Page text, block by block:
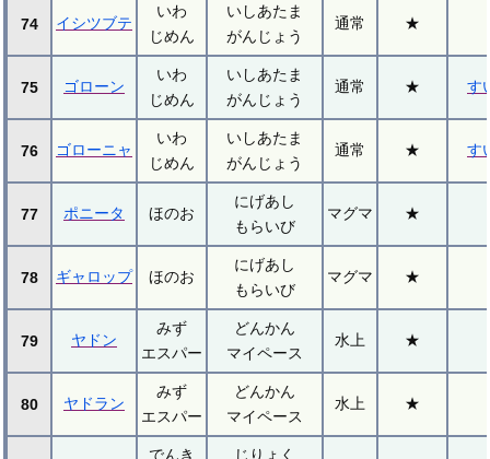
74 イシツブテ
いわ
じめん
いしあたま
がんじょう
通常 ★
75 ゴローン
いわ
じめん
いしあたま
がんじょう
通常 ★ す
76 ゴローニャ
いわ
じめん
いしあたま
がんじょう
通常 ★ す
77 ポニータ ほのお
にげあし
もらいび
マグマ ★
78 ギャロップ ほのお
にげあし
もらいび
マグマ ★
79 ヤドン
みず
エスパー
どんかん
マイペース
水上 ★
80 ヤドラン
みず
エスパー
どんかん
マイペース
水上 ★
でんき じりょく